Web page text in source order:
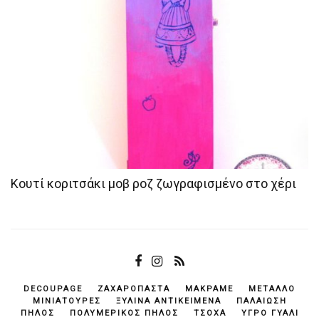
Κουτί κοριτσάκι μοβ ροζ ζωγραφισμένο στο χέρι
DECOUPAGE ΖΑΧΑΡΌΠΑΣΤΑ ΜΑΚΡΑΜΈ
ΜΈΤΑΛΛΟ
ΜΙΝΙΑΤΟΎΡΕΣ
ΞΎΛΙΝΑ ΑΝΤΙΚΕΊΜΕΝΆ
ΠΑΛΑΊΩΣΗ
ΠΗΛΌΣ
ΠΟΛΥΜΕΡΙΚΌΣ ΠΗΛΌΣ ΤΣΌΧΑ ΥΓΡΌ ΓΥΑΛΊ